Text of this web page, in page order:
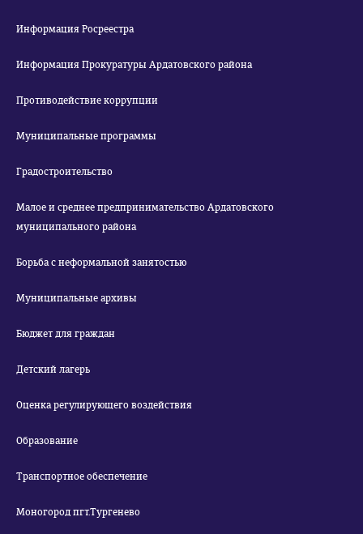
Информация Росреестра
Информация Прокуратуры Ардатовского района
Противодействие коррупции
Муниципальные программы
Градостроительство
Малое и среднее предпринимательство Ардатовского
муниципального района
Борьба с неформальной занятостью
Муниципальные архивы
Бюджет для граждан
Детский лагерь
Оценка регулирующего воздействия
Образование
Транспортное обеспечение
Моногород пгт.Тургенево